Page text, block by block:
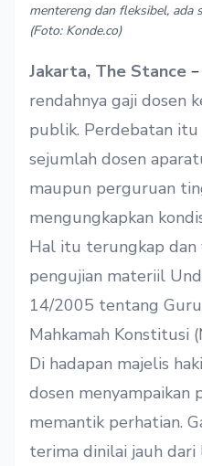
mentereng dan fleksibel, ada
(Foto: Konde.co)
Jakarta, The Stance –
rendahnya gaji dosen
publik. Perdebatan
sejumlah dosen
maupun perguruan
mengungkapkan
Hal itu terungkap dan
pengujian materiil
14/2005 tentang
Mahkamah Konstitusi
Di hadapan majelis
dosen menyampaikan
memantik perhatian.
terima dinilai jauh dari